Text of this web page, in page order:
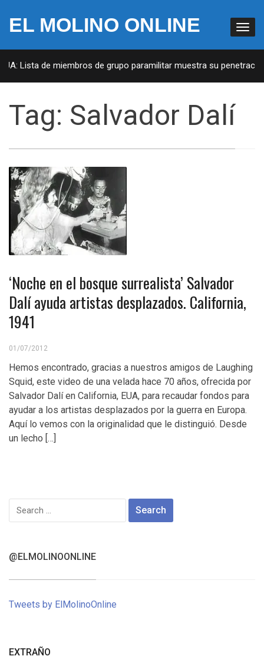
EL MOLINO ONLINE
Lista de miembros de grupo paramilitar muestra su penetración
Tag: Salvador Dalí
‘Noche en el bosque surrealista’ Salvador
Dalí ayuda artistas desplazados. California,
1941
01/07/2012
Hemos encontrado, gracias a nuestros amigos de Laughing
Squid, este video de una velada hace 70 años, ofrecida por
Salvador Dalí en California, EUA, para recaudar fondos para
ayudar a los artistas desplazados por la guerra en Europa.
Aquí lo vemos con la originalidad que le distinguió. Desde
un lecho […]
Search
for:
@ELMOLINOONLINE
Tweets by ElMolinoOnline
EXTRAÑO